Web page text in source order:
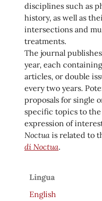
disciplines such as
history, as well as
intersections and
treatments.
The journal
year, each
articles, or double
every two years.
proposals for single
specific topics to
expression of
Noctuais related to
di Noctua.
Lingua
English